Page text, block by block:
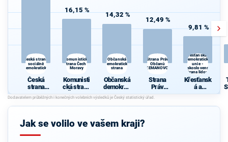
Česká strana
sociálně
demokratická
Česká
strana
sociálně
demokrati
cká
16,15 %
Komunistická
strana Čech a
Moravy
Komunisti
cká strana
Čech a
Moravy
14,32 %
Občanská
demokratická
strana
Občanská
demokrati
cká strana
12,49 %
Strana Práv
Občanů
ZEMANOVCI
Strana
Práv
Občanů
ZEMANO
VCI
9,81 %
Křesťanská a
demokratická
unie -
Československá
strana lidová
Křesťansk
á a
demokrati
Českoslov
Jak se volilo ve vašem kraji?